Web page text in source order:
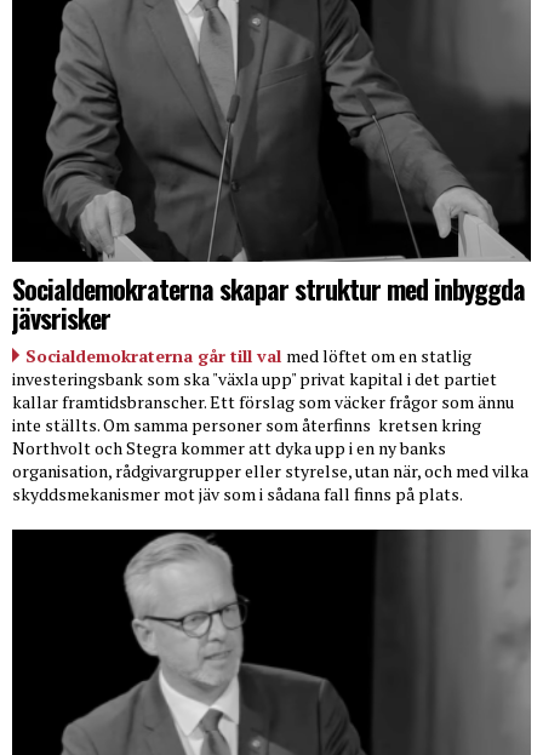
Socialdemokraterna skapar struktur med inbyggda
jävsrisker
Socialdemokraterna går till val med löftet om en statlig
investeringsbank som ska "växla upp" privat kapital i det partiet
kallar framtidsbranscher. Ett förslag som väcker frågor som ännu
inte ställts. Om samma personer som återfinns kretsen kring
Northvolt och Stegra kommer att dyka upp i en ny banks
organisation, rådgivargrupper eller styrelse, utan när, och med vilka
skyddsmekanismer mot jäv som i sådana fall finns på plats.